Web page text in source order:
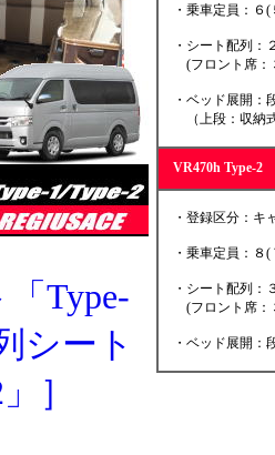
「Type-
シート
］
・乗車定員：６(
・シート配列：
(フロント席：
・ベッド展開：
（上段：収納式
VR470h Type-2
・登録区分：キ
・乗車定員：８(
・シート配列：
(フロント席：３
・ベッド展開：